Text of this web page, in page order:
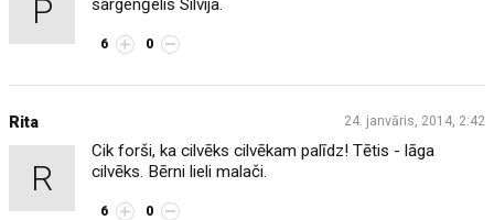
P
sargenģelis Silvija.
6 0
24. janvāris, 2014, 2:42
Rita
R
Cik forši, ka cilvēks cilvēkam palīdz! Tētis - lāga
cilvēks. Bērni lieli malači.
6 0